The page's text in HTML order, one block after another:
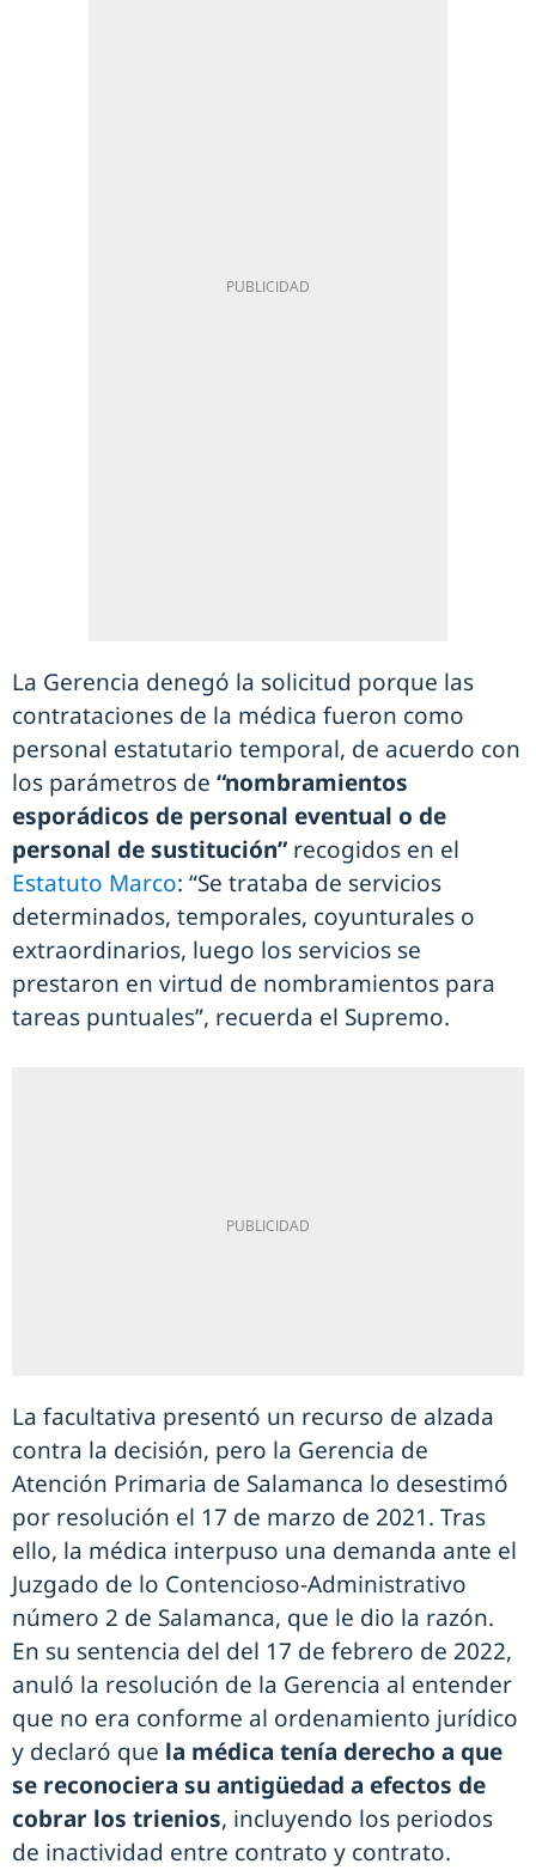
La Gerencia denegó la solicitud porque las
contrataciones de la médica fueron como
personal estatutario temporal, de acuerdo con
los parámetros de “nombramientos
esporádicos de personal eventual o de
personal de sustitución” recogidos en el
Estatuto Marco: “Se trataba de servicios
determinados, temporales, coyunturales o
extraordinarios, luego los servicios se
prestaron en virtud de nombramientos para
tareas puntuales”, recuerda el Supremo.
La facultativa presentó un recurso de alzada
contra la decisión, pero la Gerencia de
Atención Primaria de Salamanca lo desestimó
por resolución el 17 de marzo de 2021. Tras
ello, la médica interpuso una demanda ante el
Juzgado de lo Contencioso-Administrativo
número 2 de Salamanca, que le dio la razón.
En su sentencia del del 17 de febrero de 2022,
anuló la resolución de la Gerencia al entender
que no era conforme al ordenamiento jurídico
y declaró que la médica tenía derecho a que
se reconociera su antigüedad a efectos de
cobrar los trienios, incluyendo los periodos
de inactividad entre contrato y contrato.